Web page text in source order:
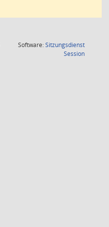
Software:Sitzungsdienst
Session(Wird in